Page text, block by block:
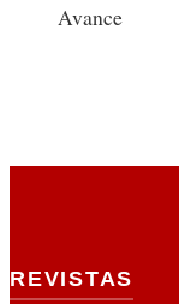
Avance
REVISTAS